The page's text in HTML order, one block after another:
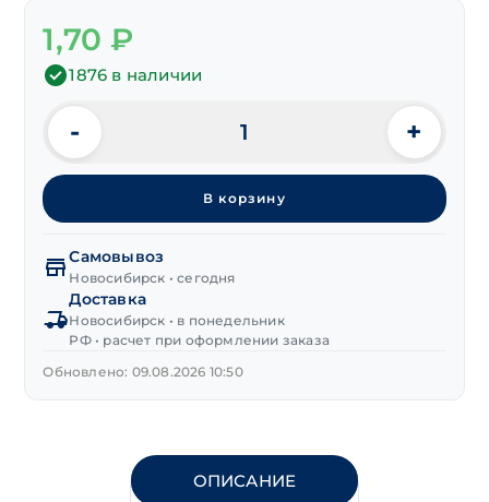
1,70₽
1876 в наличии
Количество
товара
Заклепка
вытяж.
ст
RAL3005(красное
вино)
3,2х8 мм
- +
В корзину
Самовывоз
Новосибирск • сегодня
Доставка
Новосибирск • в понедельник
РФ • расчет при оформлении заказа
Обновлено: 09.08.2026 10:50
ОПИСАНИЕ